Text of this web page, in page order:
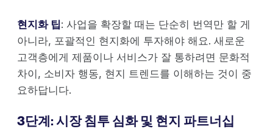
현지화 팁: 사업을 확장할 때는 단순히 번역만 할 게
아니라, 포괄적인 현지화에 투자해야 해요. 새로운
고객층에게 제품이나 서비스가 잘 통하려면 문화적
차이, 소비자 행동, 현지 트렌드를 이해하는 것이 중
요하답니다.
3단계: 시장 침투 심화 및 현지 파트너십